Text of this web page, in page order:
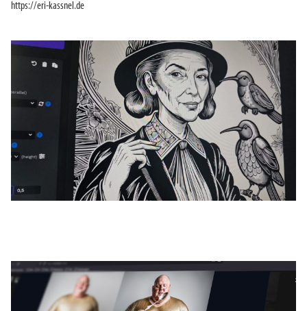
https://eri-kassnel.de